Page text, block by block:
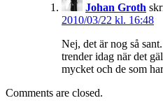
Johan Groth
2010/03/22 kl. 16:48
Nej, det är nog så
trender idag när det
mycket och de som
Comments are closed.